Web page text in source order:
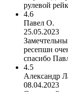
рулевой
4.6
Павел О.
25.05.2023
ресепшн
спасибо
4.5
Александр
08.04.2023